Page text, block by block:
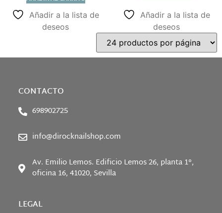
Añadir a la lista de
deseos
Añadir a la lista de
deseos
CONTACTO
698902725
info@dirocknailshop.com
Av. Emilio Lemos. Edificio Lemos 26, planta 1°,
oficina 16, 41020, Sevilla
LEGAL